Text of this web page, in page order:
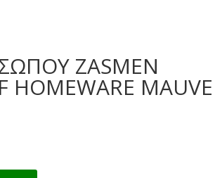
ZASMEN
HOMEWARE MAUVE